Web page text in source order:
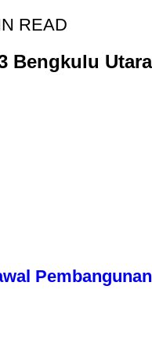
READ
Bengkulu Utara